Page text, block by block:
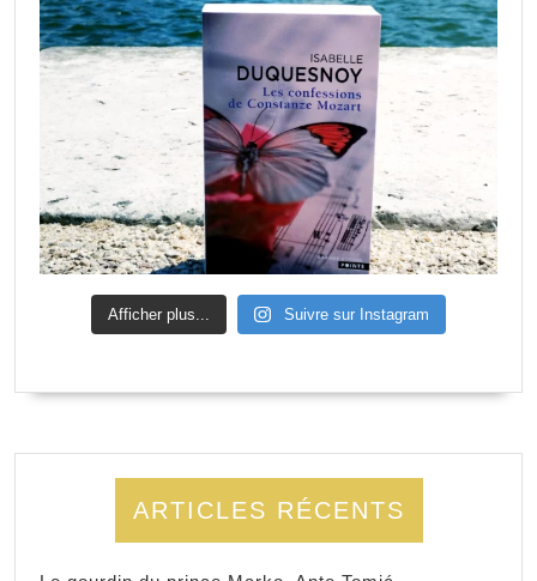
Afficher plus... Suivre sur Instagram
ARTICLES RÉCENTS